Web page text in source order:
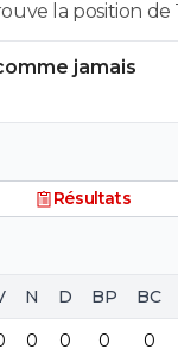
la position de
il dénonce
le
à ces clubs
à la hausse des
et même à
salaire de 2M
de 5M annuel 🤔
fait que ce soit
l extrême droite
jamais
Résultats
N D BP BC
0 0 0 0